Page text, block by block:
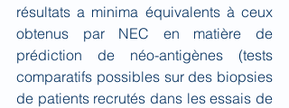
résultats a minima équivalents à ceux
obtenus par NEC en matière de
prédiction de néo-antigènes (tests
comparatifs possibles sur des biopsies
de patients recrutés dans les essais de